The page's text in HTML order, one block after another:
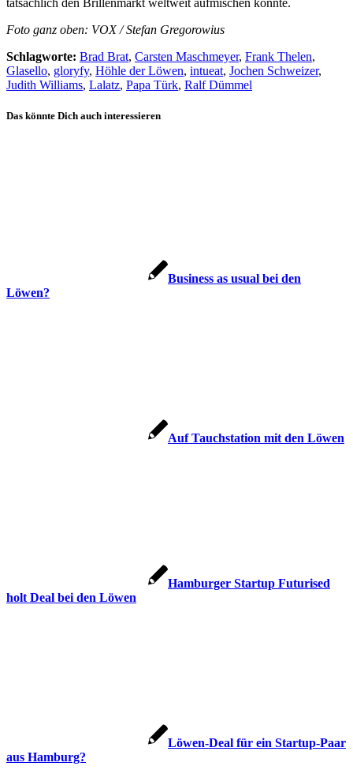
tatsächlich den Brillenmarkt weltweit aufmischen könnte.
Foto ganz oben: VOX / Stefan Gregorowius
Schlagworte: Brad Brat, Carsten Maschmeyer, Frank Thelen,
Glasello, gloryfy, Höhle der Löwen, intueat, Jochen Schweizer,
Judith Williams, Lalatz, Papa Türk, Ralf Dümmel
Das könnte Dich auch interessieren
Business as usual bei den
Löwen?
Auf Tauchstation mit den Löwen
Hamburger Startup Futurised
holt Deal bei den Löwen
Löwen-Deal für ein Startup-Paar
aus Hamburg?